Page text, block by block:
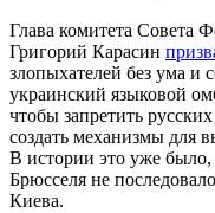
Глава комитета Совета
Григорий Карасин
злопыхателей без ума и
украинский языковой
чтобы запретить
создать механизмы для
В истории это уже было,
Брюсселя не
Киева.